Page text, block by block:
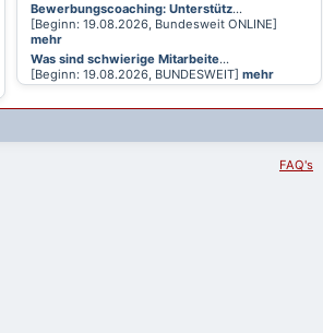
Bewerbungscoaching: Unterstütz...
[Beginn: 19.08.2026, Bundesweit ONLINE]
mehr
Was sind schwierige Mitarbeite...
[Beginn: 19.08.2026, BUNDESWEIT] mehr
FAQ's